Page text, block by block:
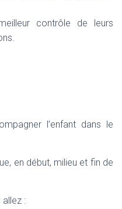
contrôle de leurs
l’enfant dans le
en début, milieu et fin de
: